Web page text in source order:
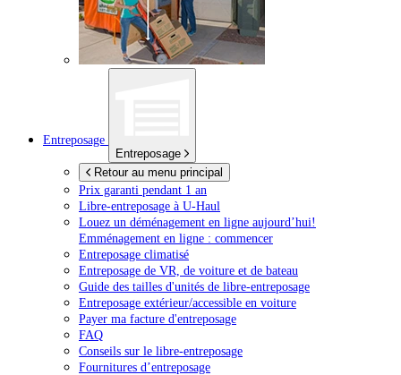
Entreposage
Entreposage
Retour au menu principal
Prix garanti pendant 1 an
Libre-entreposage à U-Haul
Louez un déménagement en ligne aujourd’hui!
Emménagement en ligne : commencer
Entreposage climatisé
Entreposage de VR, de voiture et de bateau
Guide des tailles d'unités de libre-entreposage
Entreposage extérieur/accessible en voiture
Payer ma facture d'entreposage
FAQ
Conseils sur le libre-entreposage
Fournitures d’entreposage